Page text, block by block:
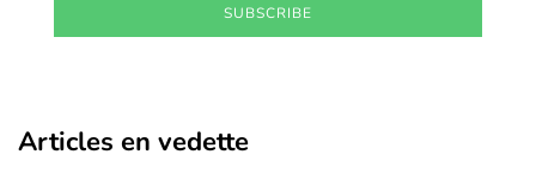
SUBSCRIBE
Articles en vedette